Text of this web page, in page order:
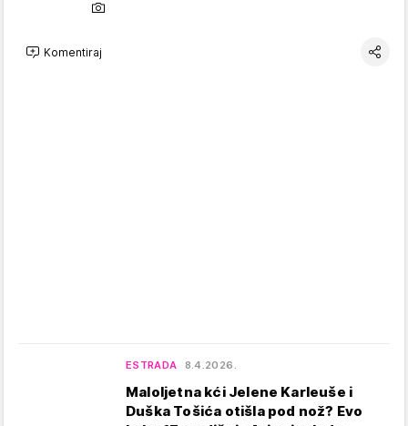
Komentiraj
ESTRADA 8.4.2026.
Maloljetna kći Jelene Karleuše i
Duška Tošića otišla pod nož? Evo